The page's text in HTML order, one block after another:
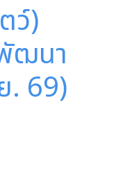
ว์)
ฒนา
. 69)